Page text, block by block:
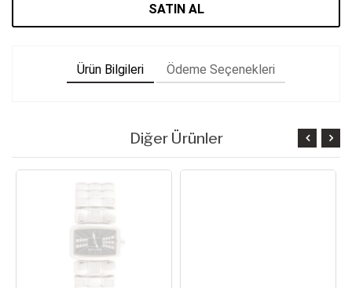
SATIN AL
Ürün Bilgileri Ödeme Seçenekleri
Diğer Ürünler